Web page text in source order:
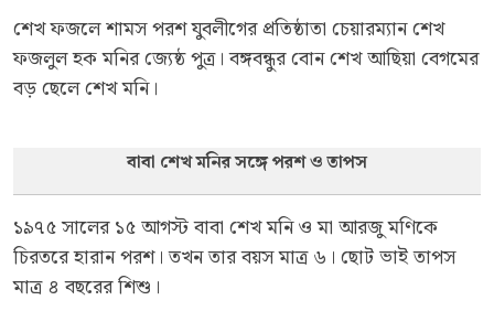
শেখ ফজলে শামস পরশ যুবলীগের প্রতিষ্ঠাতা চেয়ারম্যান শেখ
ফজলুল হক মনির জ্যেষ্ঠ পুত্র। বঙ্গবন্ধুর বোন শেখ আছিয়া বেগমের
বড় ছেলে শেখ মনি।
বাবা শেখ মনির সঙ্গে পরশ ও তাপস
১৯৭৫ সালের ১৫ আগস্ট বাবা শেখ মনি ও মা আরজু মণিকে
চিরতরে হারান পরশ। তখন তার বয়স মাত্র ৬। ছোট ভাই তাপস
মাত্র ৪ বছরের শিশু।